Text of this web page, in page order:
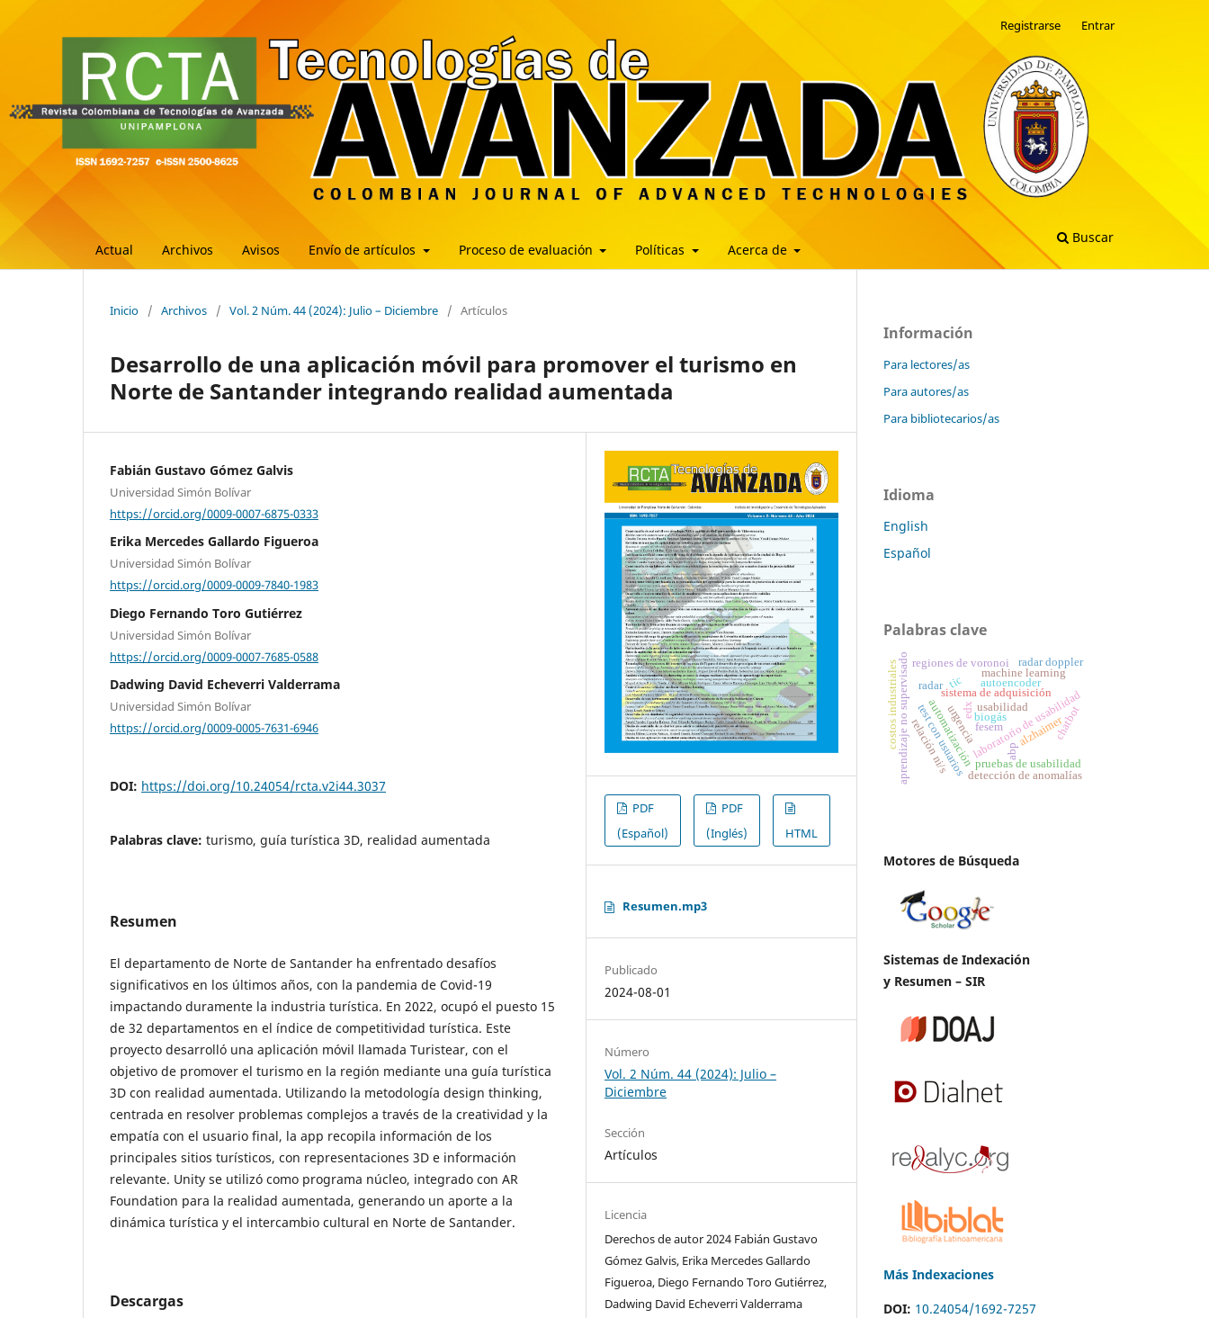
Actual Archivos Avisos Envío de artículos Proceso de evaluación Políticas Acerca de
Buscar
Registrarse Entrar
Inicio / Archivos / Vol. 2 Núm. 44 (2024): Julio – Diciembre / Artículos
Desarrollo de una aplicación móvil para promover el turismo en
Norte de Santander integrando realidad aumentada
Fabián Gustavo Gómez Galvis
Universidad Simón Bolívar
https://orcid.org/0009-0007-6875-0333
Erika Mercedes Gallardo Figueroa
Universidad Simón Bolívar
https://orcid.org/0009-0009-7840-1983
Diego Fernando Toro Gutiérrez
Universidad Simón Bolívar
https://orcid.org/0009-0007-7685-0588
Dadwing David Echeverri Valderrama
Universidad Simón Bolívar
https://orcid.org/0009-0005-7631-6946
DOI: https://doi.org/10.24054/rcta.v2i44.3037
Palabras clave: turismo, guía turística 3D, realidad aumentada
Resumen
El departamento de Norte de Santander ha enfrentado desafíos
significativos en los últimos años, con la pandemia de Covid-19
impactando duramente la industria turística. En 2022, ocupó el puesto 15
de 32 departamentos en el índice de competitividad turística. Este
proyecto desarrolló una aplicación móvil llamada Turistear, con el
objetivo de promover el turismo en la región mediante una guía turística
3D con realidad aumentada. Utilizando la metodología design thinking,
centrada en resolver problemas complejos a través de la creatividad y la
empatía con el usuario final, la app recopila información de los
principales sitios turísticos, con representaciones 3D e información
relevante. Unity se utilizó como programa núcleo, integrado con AR
Foundation para la realidad aumentada, generando un aporte a la
dinámica turística y el intercambio cultural en Norte de Santander.
Descargas
PDF
(Español)
PDF
(Inglés)
HTML
Resumen.mp3
Publicado
2024-08-01
Número
Vol. 2 Núm. 44 (2024): Julio –
Diciembre
Sección
Artículos
Licencia
Derechos de autor 2024 Fabián Gustavo
Gómez Galvis, Erika Mercedes Gallardo
Figueroa, Diego Fernando Toro Gutiérrez,
Dadwing David Echeverri Valderrama
Información
Para lectores/as
Para autores/as
Para bibliotecarios/as
Idioma
English
Español
Palabras clave
laboratorio de usabilidad
pruebas de usabilidad
test con usuarios usabilidad
sistema de adquisición
automatizaciónbiogás
detección de anomalías
autoencoder
machine learning
aprendizaje no supervisado regiones de voronoi
abp
costos industriales fesem
edx
relación ni/s chatbot
alzhaimer
urgencia
tic
radar
radar doppler
Motores de Búsqueda
Sistemas de Indexación
y Resumen – SIR
Más Indexaciones
DOI: 10.24054/1692-7257